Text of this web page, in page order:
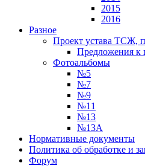
2015
2016
Разное
Проект устава ТСЖ,
Предложения к
Фотоальбомы
№5
№7
№9
№11
№13
№13А
Нормативные документы
Политика об обработке и
Форум